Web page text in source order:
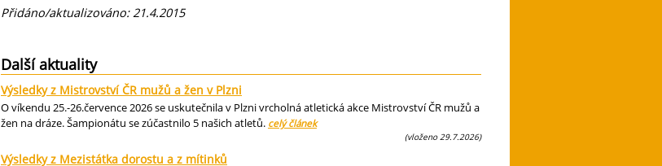
Přidáno/aktualizováno: 21.4.2015
Další aktuality
Výsledky z Mistrovství ČR mužů a žen v Plzni
O víkendu 25.-26.července 2026 se uskutečnila v Plzni vrcholná atletická akce Mistrovství ČR mužů a
žen na dráze. Šampionátu se zúčastnilo 5 našich atletů. celý článek
(vloženo 29.7.2026)
Výsledky z Mezistátka dorostu a z mítinků